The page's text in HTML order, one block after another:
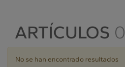
ARTÍCULOS 0
No se han encontrado resultados